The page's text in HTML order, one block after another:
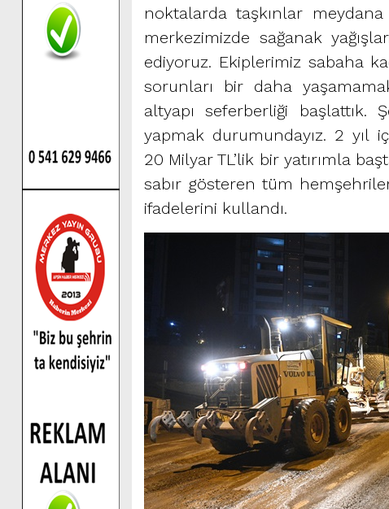
noktalarda taşkınlar
merkezimizde sağanak
ediyoruz. Ekiplerimiz sabaha
sorunları bir daha
altyapı seferberliği başlattık.
yapmak durumundayız. 2 yıl
20 Milyar TL’lik bir yatırımla
sabır gösteren tüm
ifadelerini kullandı.